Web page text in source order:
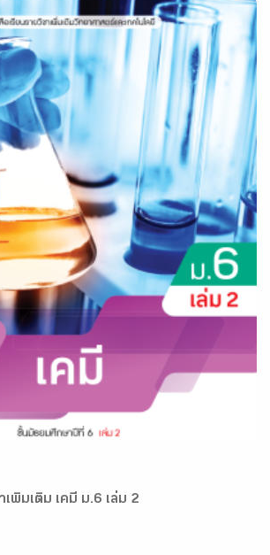
พิ่มเติม เคมี ม.6 เล่ม 2